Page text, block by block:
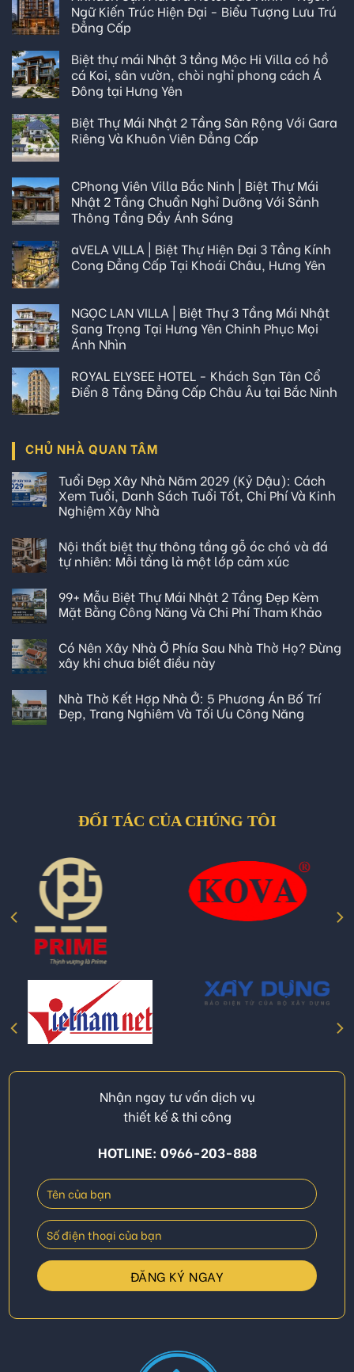
Ngữ Kiến Trúc Hiện Đại - Biểu Tượng Lưu Trú
Đẳng Cấp
Biệt thự mái Nhật 3 tầng Mộc Hi Villa có hồ
cá Koi, sân vườn, chòi nghỉ phong cách Á
Đông tại Hưng Yên
Biệt Thự Mái Nhật 2 Tầng Sân Rộng Với Gara
Riêng Và Khuôn Viên Đẳng Cấp
CPhong Viên Villa Bắc Ninh | Biệt Thự Mái
Nhật 2 Tầng Chuẩn Nghỉ Dưỡng Với Sảnh
Thông Tầng Đầy Ánh Sáng
aVELA VILLA | Biệt Thự Hiện Đại 3 Tầng Kính
Cong Đẳng Cấp Tại Khoái Châu, Hưng Yên
NGỌC LAN VILLA | Biệt Thự 3 Tầng Mái Nhật
Sang Trọng Tại Hưng Yên Chinh Phục Mọi
Ánh Nhìn
ROYAL ELYSEE HOTEL - Khách Sạn Tân Cổ
Điển 8 Tầng Đẳng Cấp Châu Âu tại Bắc Ninh
CHỦ NHÀ QUAN TÂM
Tuổi Đẹp Xây Nhà Năm 2029 (Kỷ Dậu): Cách
Xem Tuổi, Danh Sách Tuổi Tốt, Chi Phí Và Kinh
Nghiệm Xây Nhà
Nội thất biệt thự thông tầng gỗ óc chó và đá
tự nhiên: Mỗi tầng là một lớp cảm xúc
99+ Mẫu Biệt Thự Mái Nhật 2 Tầng Đẹp Kèm
Mặt Bằng Công Năng Và Chi Phí Tham Khảo
Có Nên Xây Nhà Ở Phía Sau Nhà Thờ Họ? Đừng
xây khi chưa biết điều này
Nhà Thờ Kết Hợp Nhà Ở: 5 Phương Án Bố Trí
Đẹp, Trang Nghiêm Và Tối Ưu Công Năng
ĐỐI TÁC CỦA CHÚNG TÔI
Nhận ngay tư vấn dịch vụ
thiết kế & thi công
HOTLINE: 0966-203-888